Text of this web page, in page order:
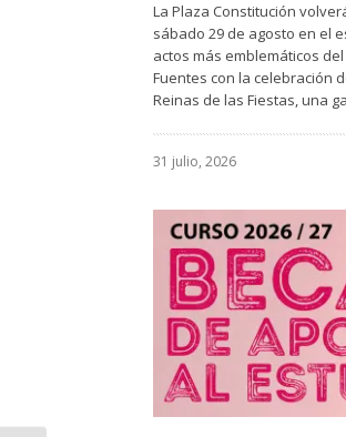
La Plaza Constitución
sábado 29 de agosto en el
actos más emblemáticos
Fuentes con la celebración
Reinas de las Fiestas, una
31 julio, 2026